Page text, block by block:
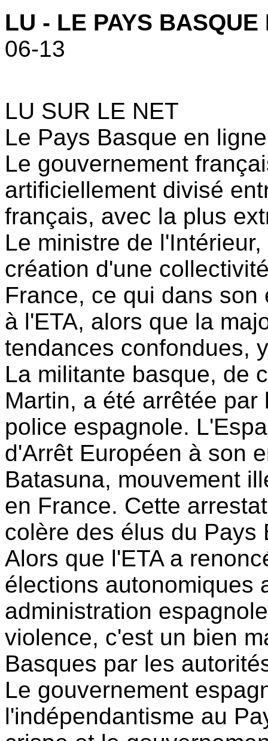
LU - LE PAYS
06-13
LU SUR LE NET
Le Pays Basque en
Le gouvernement
artificiellement divisé
français, avec la plus
Le ministre de
création d'une
France, ce qui dans
à l'ETA, alors que la
tendances confondues,
La militante basque, de
Martin, a été arrêtée
police espagnole.
d'Arrêt Européen à son
Batasuna, mouvement
en France. Cette
colère des élus du Pays
Alors que l'ETA a
élections autonomiques
administration
violence, c'est un bien
Basques par les
Le gouvernement
l'indépendantisme au